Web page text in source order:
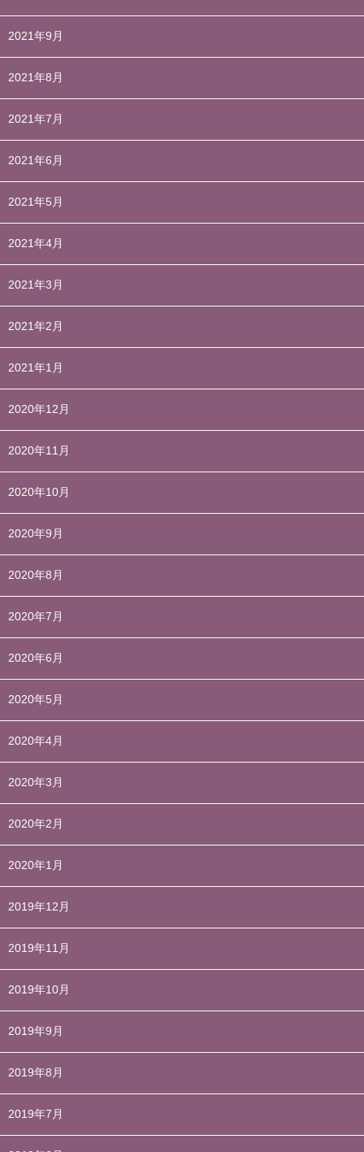
2021年9月
2021年8月
2021年7月
2021年6月
2021年5月
2021年4月
2021年3月
2021年2月
2021年1月
2020年12月
2020年11月
2020年10月
2020年9月
2020年8月
2020年7月
2020年6月
2020年5月
2020年4月
2020年3月
2020年2月
2020年1月
2019年12月
2019年11月
2019年10月
2019年9月
2019年8月
2019年7月